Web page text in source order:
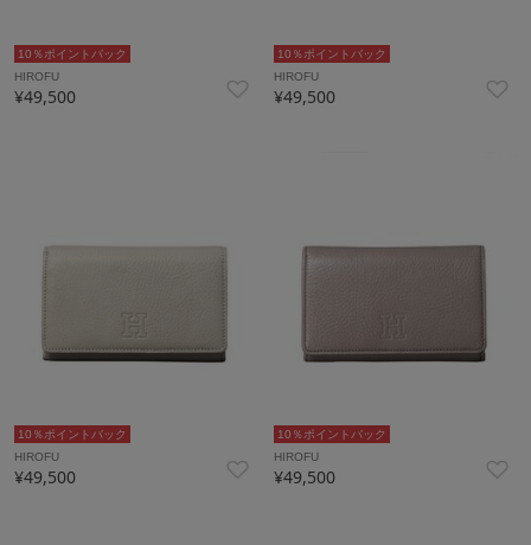
10％ポイントバック
HIROFU
¥49,500
10％ポイントバック
HIROFU
¥49,500
10％ポイントバック
HIROFU
¥49,500
10％ポイントバック
HIROFU
¥49,500